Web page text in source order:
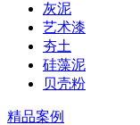
灰泥
艺术漆
夯土
硅藻泥
贝壳粉
精品案例